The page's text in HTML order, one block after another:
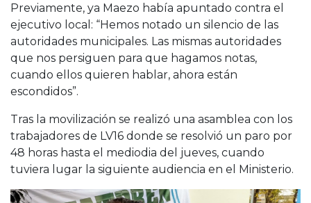
Previamente, ya Maezo había apuntado contra el
ejecutivo local: “Hemos notado un silencio de las
autoridades municipales. Las mismas autoridades
que nos persiguen para que hagamos notas,
cuando ellos quieren hablar, ahora están
escondidos”.
Tras la movilización se realizó una asamblea con los
trabajadores de LV16 donde se resolvió un paro por
48 horas hasta el mediodia del jueves, cuando
tuviera lugar la siguiente audiencia en el Ministerio.